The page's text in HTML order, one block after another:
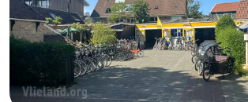
Appartementen
Vlieduyn
Campings